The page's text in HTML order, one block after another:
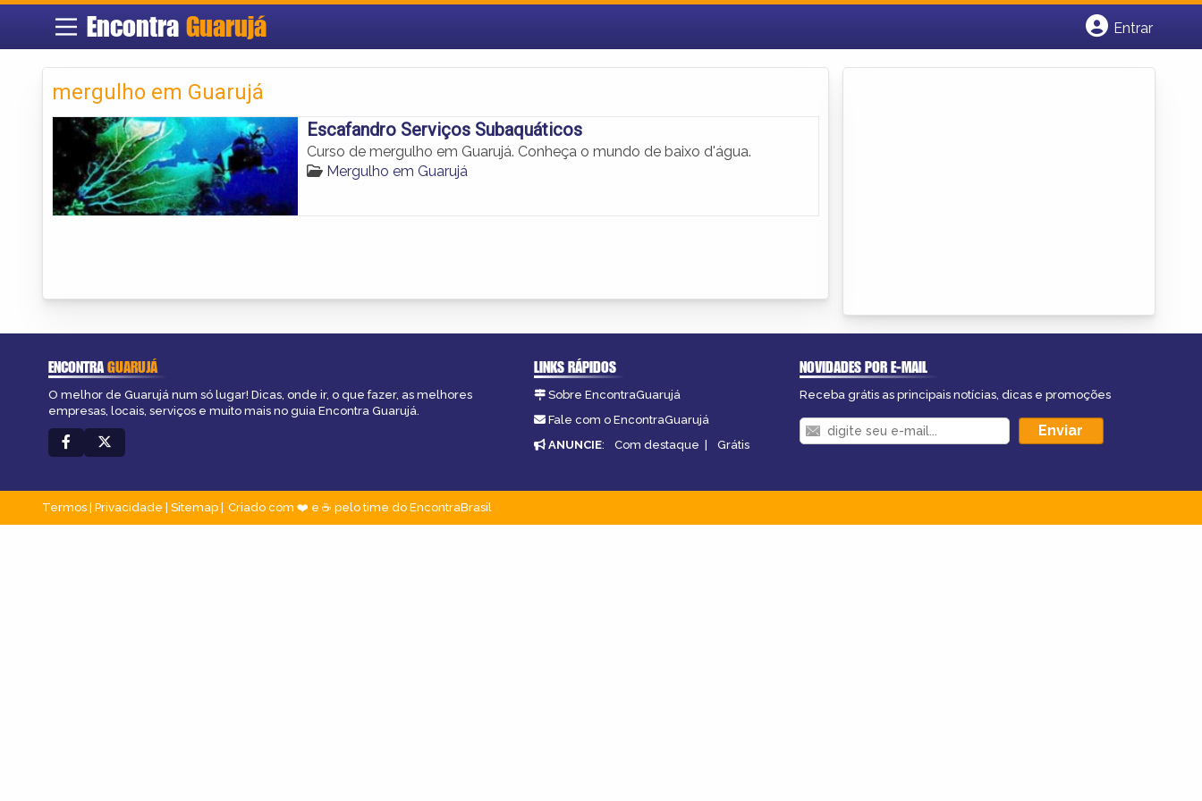
EncontraGuarujá
Entrar
mergulho em Guarujá
Escafandro Serviços Subaquáticos
Curso de mergulho em Guarujá. Conheça o mundo de baixo d'água.
Mergulho em Guarujá
ENCONTRAGUARUJÁ
O melhor de Guarujá num só lugar! Dicas, onde ir, o que fazer, as melhores
empresas, locais, serviços e muito mais no guia Encontra Guarujá.
LINKS RÁPIDOS
Sobre EncontraGuarujá
Fale com o EncontraGuarujá
ANUNCIE: Com destaque | Grátis
NOVIDADES POR E-MAIL
Receba grátis as principais notícias, dicas e promoções
Termos Privacidade Sitemap Criado com ❤️ e ☕ pelo time do EncontraBrasil